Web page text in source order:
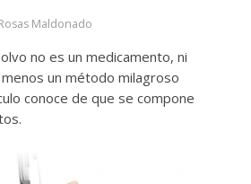
Maldonado
no es un medicamento, ni
un método milagroso
conoce de que se compone